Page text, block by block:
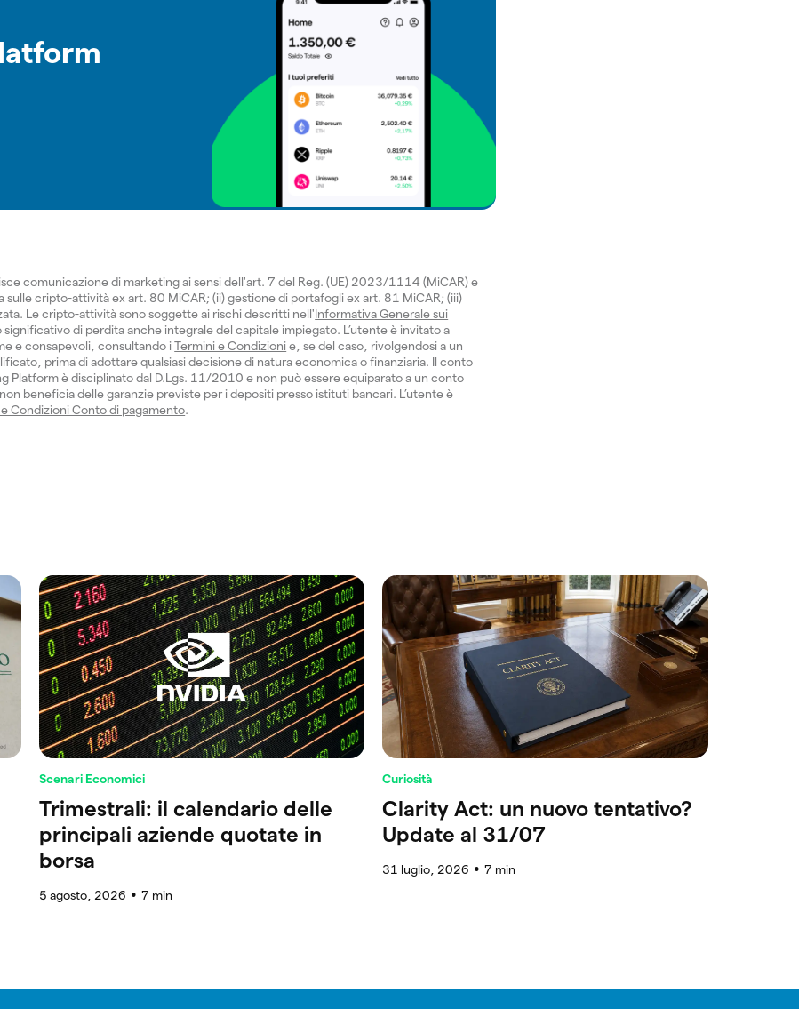
comunicazione di marketing ai sensi dell'art. 7 del Reg. (UE) 2023/1114 (MiCAR) e
sulle cripto-attività ex art. 80 MiCAR; (ii) gestione di portafogli ex art. 81 MiCAR; (iii)
Le cripto-attività sono soggette ai rischi descritti nell'Informativa Generale sui
di perdita anche integrale del capitale impiegato. L’utente è invitato a
e consapevoli, consultando iTermini e Condizionie, se del caso, rivolgendosi a un
prima di adottare qualsiasi decisione di natura economica o finanziaria. Il conto
Platform è disciplinato dal D.Lgs. 11/2010 e non può essere equiparato a un conto
beneficia delle garanzie previste per i depositi presso istituti bancari. L’utente è
Condizioni Conto di pagamento.
Scenari Economici
Trimestrali: il calendario delle
principali aziende quotate in
borsa
5 agosto, 2026 ● 7 min
Curiosità
Clarity Act: un nuovo tentativo?
Update al 31/07
31 luglio, 2026 ● 7 min